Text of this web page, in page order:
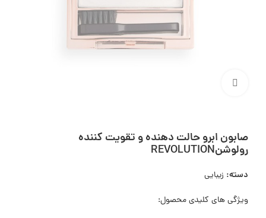
صابون ابرو حالت دهنده و تقویت کننده
رولوشنREVOLUTION
دسته: زیبایی
ویژگی های کلیدی محصول: